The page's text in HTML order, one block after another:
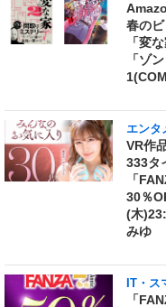
春の
「変
「ゾ
エンタ
VR作
333タ
「
30％
(木
みゆ
IT・ス
「